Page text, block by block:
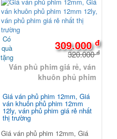
-3%
Có
quà
tặng
309.000đ
320.000đ
Ván phủ phim giá rẻ, ván
khuôn phủ phim
Giá ván phủ phim 12mm, Giá
ván khuôn phủ phim 12mm
12ly, ván phủ phim giá rẻ nhất
thị trường
Giá ván phủ phim 12mm, Giá